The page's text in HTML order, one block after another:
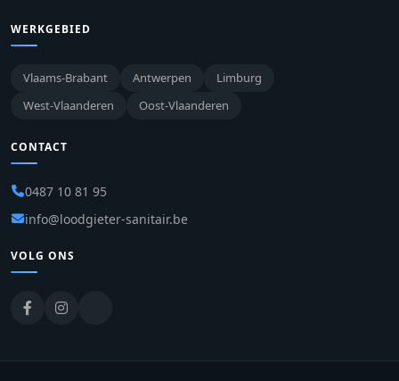
WERKGEBIED
Vlaams-Brabant Antwerpen
Limburg
West-Vlaanderen
Oost-Vlaanderen
CONTACT
0487 10 81 95
info@loodgieter-sanitair.be
VOLG ONS